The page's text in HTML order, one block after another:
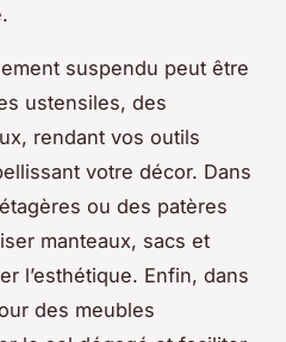
suspendu peut être
ustensiles, des
rendant vos outils
votre décor. Dans
ou des patères
manteaux, sacs et
l’esthétique. Enfin, dans
des meubles